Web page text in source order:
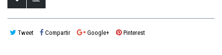
Tweet Compartir Google+ Pinterest